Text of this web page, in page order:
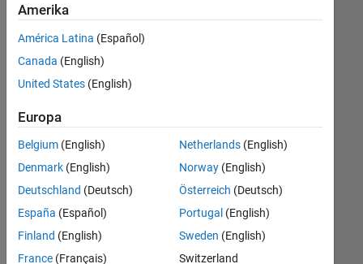
Sales Operations
Marketing Communications
Business Model Team
Derzeit
es
keine
offenen
Stellen,
Ihren
Suchkriterien
entsprechen.
können
die
Suchkriterien
weiter
Amerika
América Latina (Español)
Canada (English)
United States (English)
Europa
Belgium (English)
Denmark (English)
Deutschland (Deutsch)
España (Español)
Finland (English)
France (Français)
Netherlands(English)
Norway(English)
Österreich (Deutsch)
Portugal (English)
Sweden (English)
Switzerland